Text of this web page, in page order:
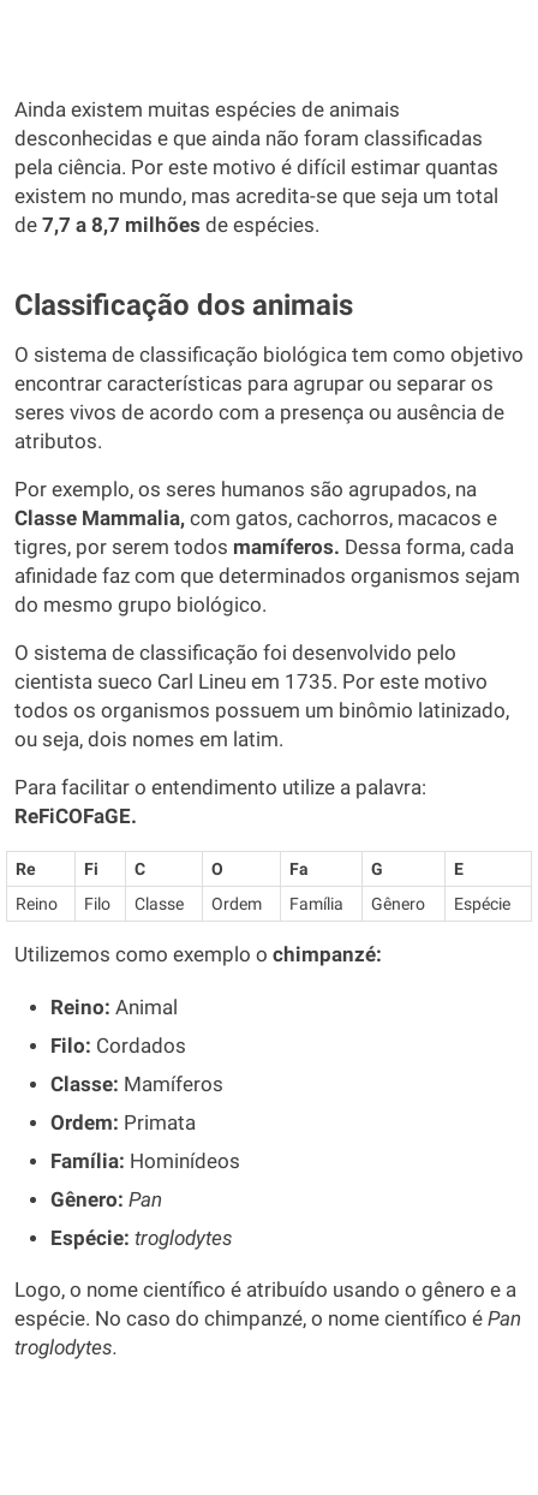
Ainda existem muitas espécies de animais
desconhecidas e que ainda não foram classificadas
pela ciência. Por este motivo é difícil estimar quantas
existem no mundo, mas acredita-se que seja um total
de 7,7 a 8,7 milhões de espécies.
Classificação dos animais
O sistema de classificação biológica tem como objetivo
encontrar características para agrupar ou separar os
seres vivos de acordo com a presença ou ausência de
atributos.
Por exemplo, os seres humanos são agrupados, na
Classe Mammalia, com gatos, cachorros, macacos e
tigres, por serem todos mamíferos. Dessa forma, cada
afinidade faz com que determinados organismos sejam
do mesmo grupo biológico.
O sistema de classificação foi desenvolvido pelo
cientista sueco Carl Lineu em 1735. Por este motivo
todos os organismos possuem um binômio latinizado,
ou seja, dois nomes em latim.
Para facilitar o entendimento utilize a palavra:
ReFiCOFaGE.
Re Fi C O Fa G
E
Reino
Filo Classe Ordem Família Gênero Espécie
Utilizemos como exemplo o chimpanzé:
Reino: Animal
Filo: Cordados
Classe: Mamíferos
Ordem: Primata
Família: Hominídeos
Gênero: Pan
Espécie: troglodytes
Logo, o nome científico é atribuído usando o gênero e a
espécie. No caso do chimpanzé, o nome científico é Pan
troglodytes.